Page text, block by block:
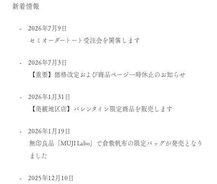
新着情報
2026年7月9日
セミオーダートート受注会を開催します
2026年7月3日
【重要】価格改定および商品ページ一時休止のお知らせ
2026年1月31日
【美観地区店】バレンタイン限定商品を販売します
2026年1月19日
無印良品「MUJI Labo」で倉敷帆布の限定バッグが発売となり
ました
2025年12月10日